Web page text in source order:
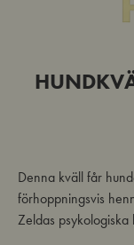
Denna kväll får
förhoppningsvis
Zeldas psykologiska